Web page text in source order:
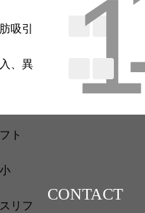
吸引
、異
ト
リフ
CONTACT